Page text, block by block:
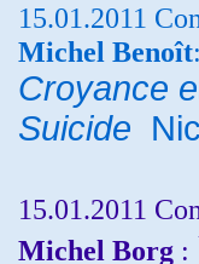
15.01.2011
Michel Benoît:
Croyance
Suicide
15.01.2011
Michel Borg :